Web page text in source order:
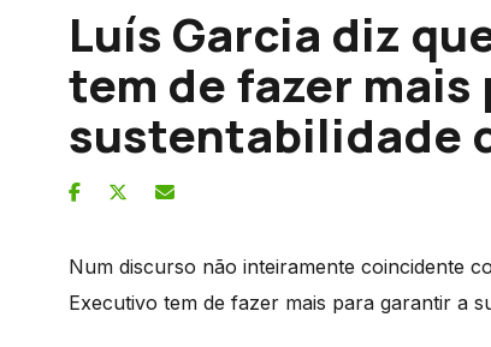
Luís Garcia diz
tem de fazer
sustentabilidade
Num discurso não inteiramente coincidente
Executivo tem de fazer mais para garantir a